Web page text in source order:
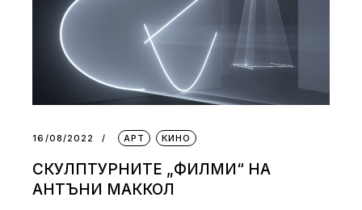
16/08/2022 АРТ КИНО
СКУЛПТУРНИТЕ „ФИЛМИ“ НА
АНТЪНИ МАККОЛ